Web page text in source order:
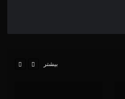
بیشتر